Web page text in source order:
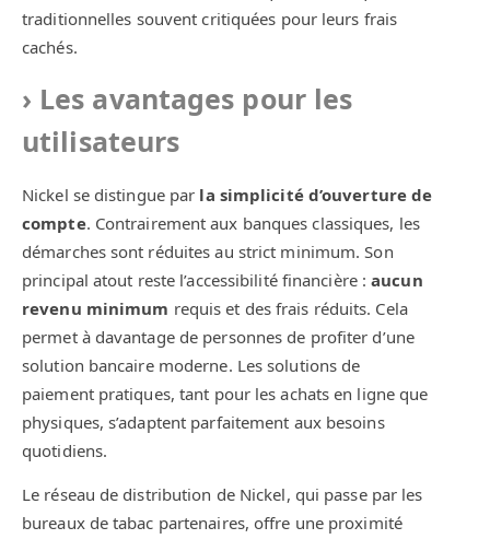
traditionnelles souvent critiquées pour leurs frais
cachés.
Les avantages pour les
utilisateurs
Nickel se distingue par la simplicité d’ouverture de
compte. Contrairement aux banques classiques, les
démarches sont réduites au strict minimum. Son
principal atout reste l’accessibilité financière :aucun
revenu minimum requis et des frais réduits. Cela
permet à davantage de personnes de profiter d’une
solution bancaire moderne. Les solutions de
paiement pratiques, tant pour les achats en ligne que
physiques, s’adaptent parfaitement aux besoins
quotidiens.
Le réseau de distribution de Nickel, qui passe par les
bureaux de tabac partenaires, offre une proximité